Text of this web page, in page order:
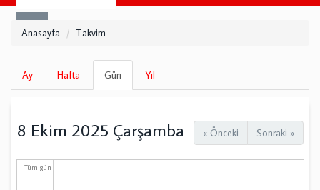
Search
this
Anasayfa Takvim
Birincil
sekmeler
Ay Hafta Gün
sekme)
Yıl
« Önceki Sonraki »
8 Ekim 2025 Çarşamba
Tüm gün